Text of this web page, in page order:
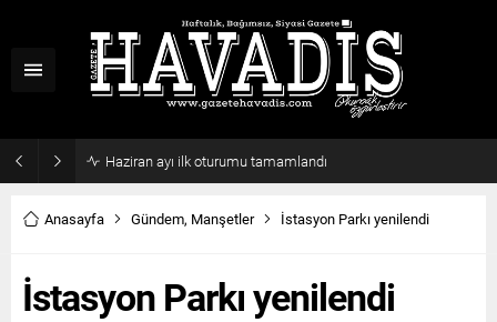
Haziran ayı ilk oturumu tamamlandı
Anasayfa Gündem, Manşetler İstasyon Parkı yenilendi
İstasyon Parkı yenilendi